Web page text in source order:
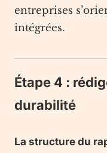
entreprises
intégrées.
Étape 4 :
durabilité
La structure du